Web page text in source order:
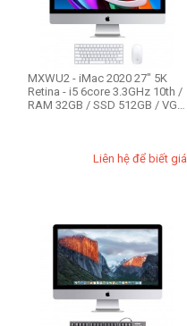
MXWU2 - iMac 2020 27" 5K
Retina - i5 6core 3.3GHz 10th /
RAM 32GB / SSD 512GB / VGA
Liên hệ để biết giá